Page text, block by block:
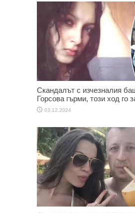
Скандалът с изчезналия
Горсова гърми, този ход го
03.12.2024